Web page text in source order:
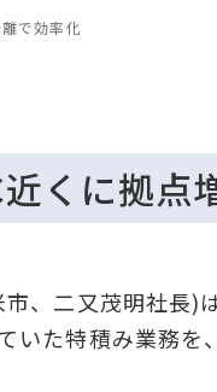
で効率化
くに拠点
、二又茂明社長)
いた特積み業務